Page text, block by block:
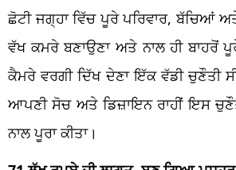
ਛੋਟੀ ਜਗ੍ਹਾ ਵਿੱਚ ਪੂਰੇ ਪਰਿਵਾਰ, ਬੱਚਿਆਂ
ਵੱਖ ਕਮਰੇ ਬਣਾਉਣਾ ਅਤੇ ਨਾਲ ਹੀ ਬਾਹਰੋਂ
ਕੈਮਰੇ ਵਰਗੀ ਦਿੱਖ ਦੇਣਾ ਇੱਕ ਵੱਡੀ ਚੁਣੌਤੀ
ਆਪਣੀ ਸੋਚ ਅਤੇ ਡਿਜ਼ਾਇਨ ਰਾਹੀਂ ਇਸ
ਨਾਲ ਪੂਰਾ ਕੀਤਾ।